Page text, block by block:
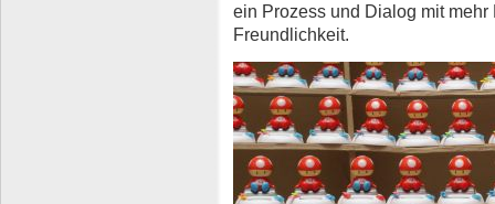
ein Prozess und Dialog mit
Freundlichkeit.